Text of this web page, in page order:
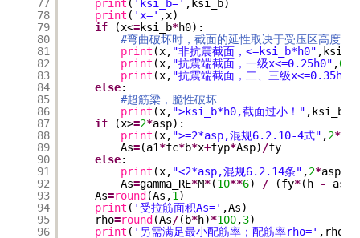
77
78
79
80
81
82
83
84
85
86
87
88
89
90
91
92
93
94
95
96
print ( 'ksi_b=' ,ksi_b)
print ( 'x=' ,x)
if
(x<=ksi_b*h0):
#弯曲破坏时，截面的延性取决于受压区高度的
print (x, "非抗震截面，<=ksi_b*h0" ,ksi_b
print (x, "抗震端截面，一级x<=0.25h0" ,
print (x, "抗震端截面，二、三级x<=0.35h0"
else:
#超筋梁，脆性破坏
print (x, ">ksi_b*h0,截面过小！" ,ksi_b
if
(x>=2*asp):
print (x, ">=2*asp,混规6.2.10-4式" ,2*
As=(a1*fc*b*x+fyp*Asp)/fy
else:
print (x, "<2*asp,混规6.2.14条" ,2*asp)
As=gamma_RE*M*(10**6) / (fy*(h - ast
As=round (As,1)
print ( '受拉筋面积As=' ,As)
rho=round (As/(b*h)*100,3)
print ( '另需满足最小配筋率；配筋率rho=' ,rho,